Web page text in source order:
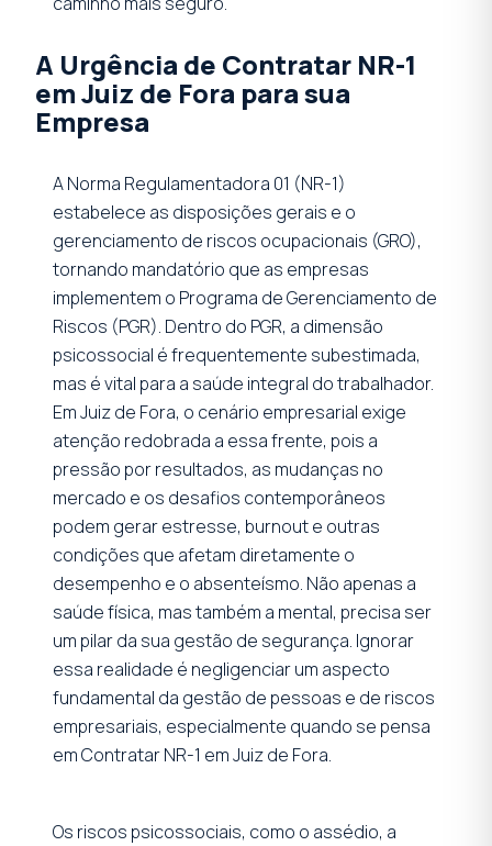
A Urgência de Contratar NR-1
em Juiz de Fora para sua
Empresa
A Norma Regulamentadora 01 (NR-1)
estabelece as disposições gerais e o
gerenciamento de riscos ocupacionais (GRO),
tornando mandatório que as empresas
implementem o Programa de Gerenciamento de
Riscos (PGR). Dentro do PGR, a dimensão
psicossocial é frequentemente subestimada,
mas é vital para a saúde integral do trabalhador.
Em Juiz de Fora, o cenário empresarial exige
atenção redobrada a essa frente, pois a
pressão por resultados, as mudanças no
mercado e os desafios contemporâneos
podem gerar estresse, burnout e outras
condições que afetam diretamente o
desempenho e o absenteísmo. Não apenas a
saúde física, mas também a mental, precisa ser
um pilar da sua gestão de segurança. Ignorar
essa realidade é negligenciar um aspecto
fundamental da gestão de pessoas e de riscos
empresariais, especialmente quando se pensa
em Contratar NR-1 em Juiz de Fora.
Os riscos psicossociais, como o assédio, a